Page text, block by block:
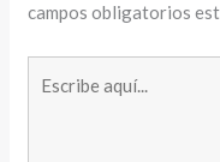
campos obligatorios